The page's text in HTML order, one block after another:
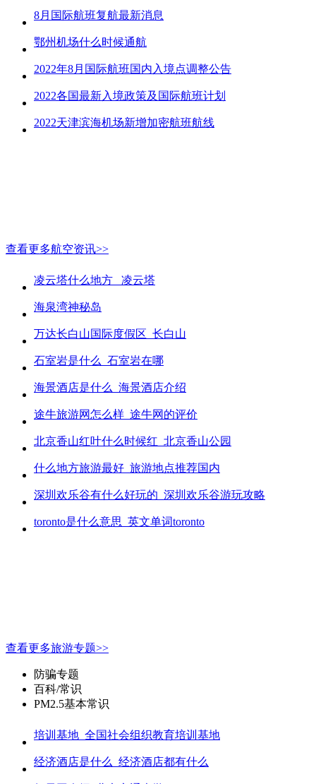
8月国际航班复航最新消息
鄂州机场什么时候通航
2022年8月国际航班国内入境点调整公告
2022各国最新入境政策及国际航班计划
2022天津滨海机场新增加密航班航线
查看更多航空资讯>>
凌云塔什么地方_ 凌云塔
海泉湾神秘岛
万达长白山国际度假区_长白山
石室岩是什么_石室岩在哪
海景酒店是什么_海景酒店介绍
途牛旅游网怎么样_途牛网的评价
北京香山红叶什么时候红_北京香山公园
什么地方旅游最好_旅游地点推荐国内
深圳欢乐谷有什么好玩的_深圳欢乐谷游玩攻略
toronto是什么意思_英文单词toronto
查看更多旅游专题>>
防骗专题
百科/常识
PM2.5基本常识
培训基地_全国社会组织教育培训基地
经济酒店是什么_经济酒店都有什么